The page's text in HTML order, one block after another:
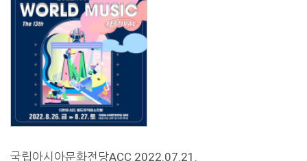
국립아시아문화전당ACC 2022.07.21.